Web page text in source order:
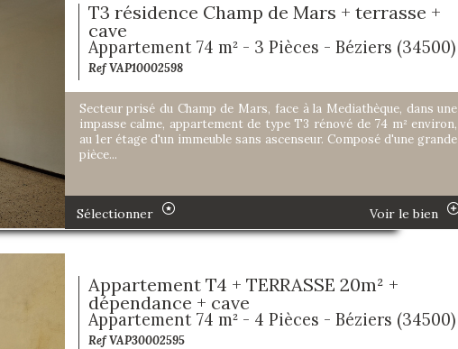
T3 résidence Champ de Mars + terrasse +
cave
Appartement 74 m² - 3 Pièces - Béziers (34500)
Ref VAP10002598
Secteur prisé du Champ de Mars, face à la Mediathèque, dans une
impasse calme, appartement de type T3 rénové de 74 m² environ,
au 1er étage d'un immeuble sans ascenseur. Composé d'une grande
pièce...
Sélectionner Voir le bien
Appartement T4 + TERRASSE 20m² +
dépendance + cave
Appartement 74 m² - 4 Pièces - Béziers (34500)
Ref VAP30002595